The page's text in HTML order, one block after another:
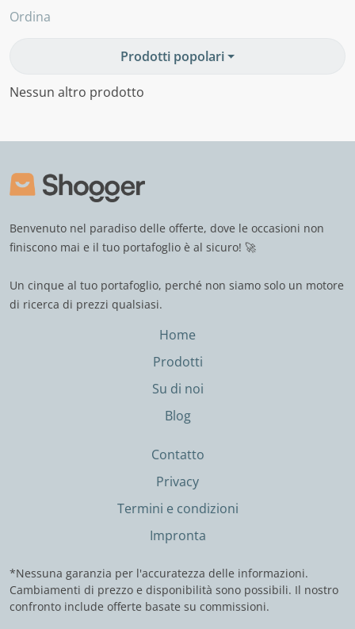
Ordina
Prodotti popolari
Nessun altro prodotto
Benvenuto nel paradiso delle offerte, dove le occasioni non
finiscono mai e il tuo portafoglio è al sicuro! 🚀
Un cinque al tuo portafoglio, perché non siamo solo un motore
di ricerca di prezzi qualsiasi.
Home
Prodotti
Su di noi
Blog
Contatto
Privacy
Termini e condizioni
Impronta
*Nessuna garanzia per l'accuratezza delle informazioni.
Cambiamenti di prezzo e disponibilità sono possibili. Il nostro
confronto include offerte basate su commissioni.